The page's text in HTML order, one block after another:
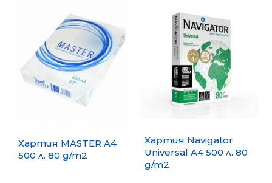
Хартия MASTER A4
500 л. 80 g/m2
Хартия Navigator
Universal A4 500 л. 80
g/m2